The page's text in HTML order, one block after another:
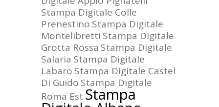
Stampa Digitale Colle
Prenestino Stampa Digitale
Montelibretti Stampa Digitale
Grotta Rossa Stampa Digitale
Salaria Stampa Digitale
Labaro Stampa Digitale Castel
Di Guido Stampa Digitale
Roma Est Stampa